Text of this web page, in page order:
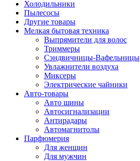
Холодильники
Пылесосы
Другие товары
Мелкая бытовая техника
Выпрямители для волос
Триммеры
Сэндвичницы-Вафельницы
Увлажнители воздуха
Миксеры
Электрические чайники
Авто-товары
Авто шины
Автосигнализации
Антирадары
Автомагнитолы
Парфюмерия
Для женщин
Для мужчин